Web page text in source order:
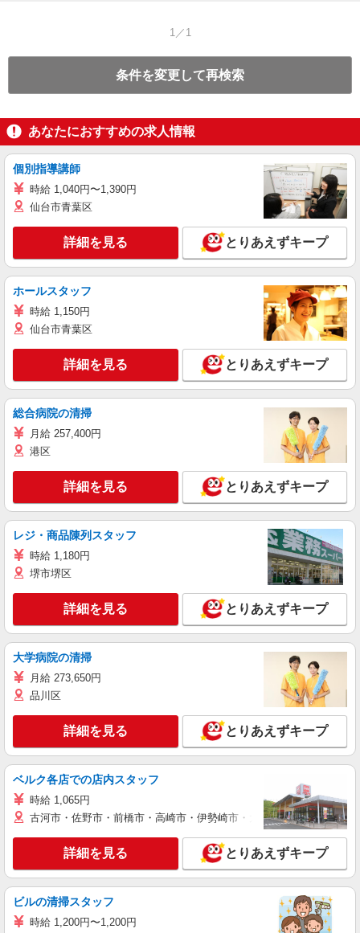
1／1
条件を変更して再検索
あなたにおすすめの求人情報
個別指導講師
時給 1,040円〜1,390円
仙台市青葉区
詳細を見る とりあえずキープ
ホールスタッフ
時給 1,150円
仙台市青葉区
詳細を見る とりあえずキープ
総合病院の清掃
月給 257,400円
港区
詳細を見る とりあえずキープ
レジ・商品陳列スタッフ
時給 1,180円
堺市堺区
詳細を見る とりあえずキープ
大学病院の清掃
月給 273,650円
品川区
詳細を見る とりあえずキープ
ベルク各店での店内スタッフ
時給 1,065円
古河市・佐野市・前橋市・高崎市・伊勢崎市・太田市・館林市・藤
詳細を見る とりあえずキープ
ビルの清掃スタッフ
時給 1,200円〜1,200円